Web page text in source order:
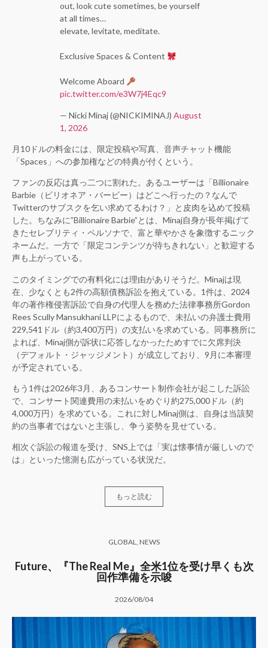
out, look cute sometimes, be yourself
at all times…
elevate, levitate, meditate.
Exclusive Spaces & Content
Welcome Aboard
pic.twitter.com/e3W7j4Eqc9
— Nicki Minaj (@NICKIMINAJ) August
1, 2026
月10ドルの料金には、限定投稿や写真、音声チャット機能
「Spaces」への参加権などの特典が付くという。
ファンの反応は真っ二つに割れた。あるユーザーは「Billionaire
Barbie（ビリオネア・バービー）はどこへ行ったの？なんで
Twitterのサブスクを乞い求めてるわけ？」と皮肉を込めて投稿
した。ちなみに”Billionaire Barbie”とは、Minaj自身が長年掲げて
きたセレブリティ・ペルソナで、富と華やかさを象徴するニック
ネームだ。一方で「限定コンテンツが待ちきれない」と歓迎する
声も上がっている。
このタイミングでの有料化には理由がありそうだ。Minajは現
在、少なくとも2件の高額債務訴訟を抱えている。1件は、2024
年の著作権侵害訴訟で自身の代理人を務めた法律事務所Gordon
Rees Scully Mansukhani LLPによるもので、未払いの弁護士費用
229,541ドル（約3,400万円）の支払いを求めている。同事務所に
よれば、Minaj側が訴状に応答しなかったためすでに欠席判決
（デフォルト・ジャッジメント）が成立しており、9月に本審理
が予定されている。
もう1件は2026年3月、あるコンサート制作会社が起こした訴訟
で、コンサート関連費用の未払いをめぐり約275,000ドル（約
4,000万円）を求めている。これに対しMinaj側は、自身は当該契
約の当事者ではないと主張し、争う姿勢を見せている。
相次ぐ訴訟の報道を受け、SNS上では「実は懐事情が厳しいので
は」といった憶測も広がっている状況だ。
もっと読む
GLOBAL NEWS
Future、『The Real Me』全米1位を受け早くも次
回作準備を示唆
2026/08/04